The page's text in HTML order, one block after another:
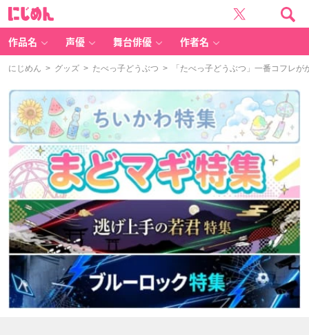
作品名 声優 舞台俳優 作者名
にじめん > グッズ > たべっ子どうぶつ > 「たべっ子どうぶつ」一番コフレ